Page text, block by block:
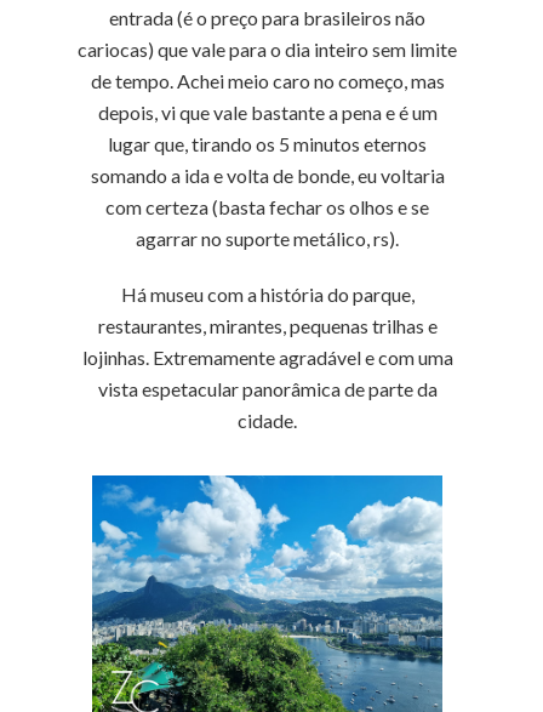
entrada (é o preço para brasileiros não
cariocas) que vale para o dia inteiro sem limite
de tempo. Achei meio caro no começo, mas
depois, vi que vale bastante a pena e é um
lugar que, tirando os 5 minutos eternos
somando a ida e volta de bonde, eu voltaria
com certeza (basta fechar os olhos e se
agarrar no suporte metálico, rs).
Há museu com a história do parque,
restaurantes, mirantes, pequenas trilhas e
lojinhas. Extremamente agradável e com uma
vista espetacular panorâmica de parte da
cidade.